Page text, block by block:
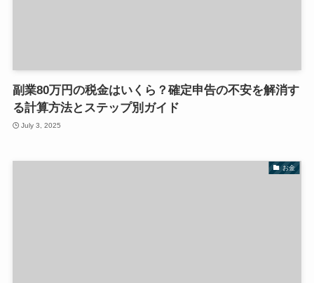
副業80万円の税金はいくら？確定申告の不安を解消す
る計算方法とステップ別ガイド
July 3, 2025
お金